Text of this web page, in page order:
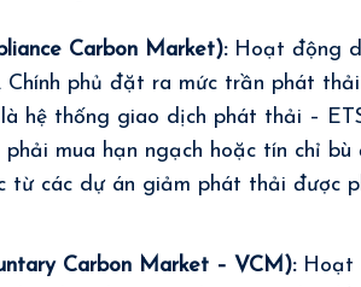
Carbon Market):Hoạt động
Chính phủ đặt ra mức trần phát
hệ thống giao dịch phát thải –
mua hạn ngạch hoặc tín chỉ bù
từ các dự án giảm phát thải được
Carbon Market – VCM):Hoạt